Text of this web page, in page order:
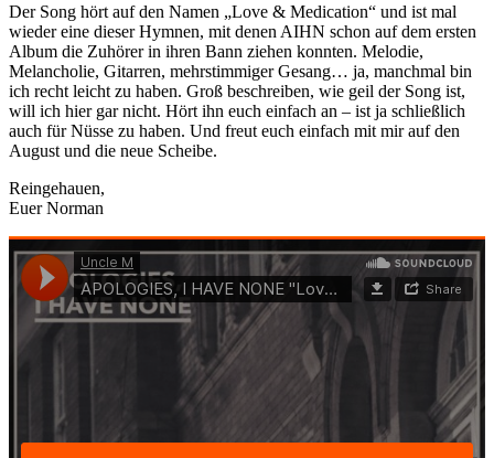
Der Song hört auf den Namen „Love & Medication“ und ist mal
wieder eine dieser Hymnen, mit denen AIHN schon auf dem ersten
Album die Zuhörer in ihren Bann ziehen konnten. Melodie,
Melancholie, Gitarren, mehrstimmiger Gesang… ja, manchmal bin
ich recht leicht zu haben. Groß beschreiben, wie geil der Song ist,
will ich hier gar nicht. Hört ihn euch einfach an – ist ja schließlich
auch für Nüsse zu haben. Und freut euch einfach mit mir auf den
August und die neue Scheibe.
Reingehauen,
Euer Norman